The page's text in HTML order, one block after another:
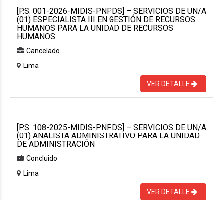
[P.S. 001-2026-MIDIS-PNPDS] – SERVICIOS DE UN/A
(01) ESPECIALISTA III EN GESTIÓN DE RECURSOS
HUMANOS PARA LA UNIDAD DE RECURSOS
HUMANOS
Cancelado
Lima
VER DETALLE
[P.S. 108-2025-MIDIS-PNPDS] – SERVICIOS DE UN/A
(01) ANALISTA ADMINISTRATIVO PARA LA UNIDAD
DE ADMINISTRACIÓN
Concluido
Lima
VER DETALLE